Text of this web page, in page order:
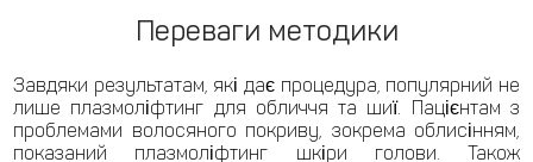
Переваги методики
Завдяки результатам, які дає процедура, популярний не
лише плазмоліфтинг для обличчя та шиї. Пацієнтам з
проблемами волосяного покриву, зокрема облисінням,
показаний плазмоліфтинг шкіри голови. Також